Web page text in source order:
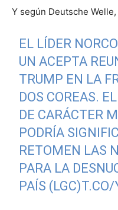
Y según Deutsche
EL LÍDER
UN ACEPTA
TRUMP EN LA
DOS COREAS.
DE CARÁCTER
PODRÍA
RETOMEN LAS
PARA LA
PAÍS (LGC)